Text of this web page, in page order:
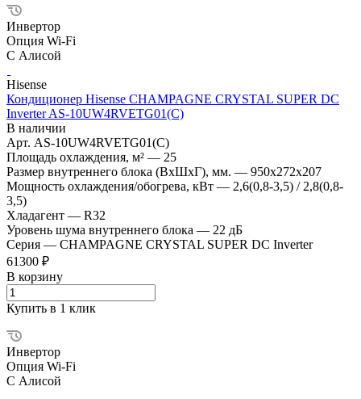
Инвертор
Опция Wi-Fi
С Алисой
Hisense
Кондиционер Hisense CHAMPAGNE CRYSTAL SUPER DC
Inverter AS-10UW4RVETG01(C)
В наличии
Арт. AS-10UW4RVETG01(C)
Площадь охлаждения, м² — 25
Размер внутреннего блока (ВхШхГ), мм. — 950x272x207
Мощность охлаждения/обогрева, кВт — 2,6(0,8-3,5) / 2,8(0,8-
3,5)
Хладагент — R32
Уровень шума внутреннего блока — 22 дБ
Серия — CHAMPAGNE CRYSTAL SUPER DC Inverter
61300 ₽
В корзину
Купить в 1 клик
Инвертор
Опция Wi-Fi
С Алисой